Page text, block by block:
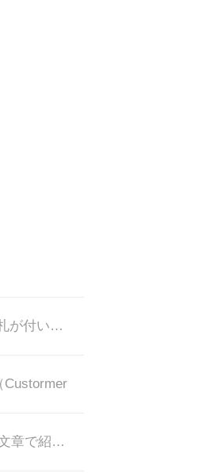
対比させることで印象が変わる心理のことです。 例えば「5万円」の値札が付いた商品があります。 ここに「通常価格10万円」
Custormer
キューレション（curation）サイトとは、世の中の情報をユニークな文章で紹介するウェブサイトのことです。 グーグルの